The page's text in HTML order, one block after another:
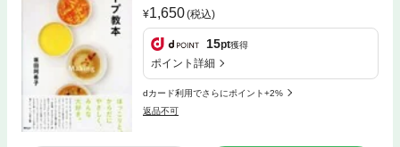
1,650(税込)
15pt獲得
ポイント詳細
dカード利用でさらにポイント+2%
返品不可